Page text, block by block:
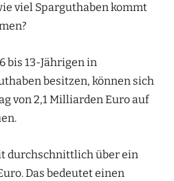
viel Sparguthaben kommt
bis 13-Jährigen in
besitzen, können sich
von 2,1 Milliarden Euro auf
durchschnittlich über ein
Das bedeutet einen